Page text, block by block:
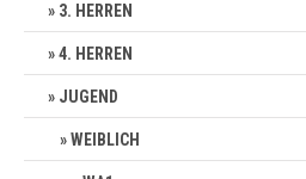
3. HERREN
4. HERREN
JUGEND
WEIBLICH